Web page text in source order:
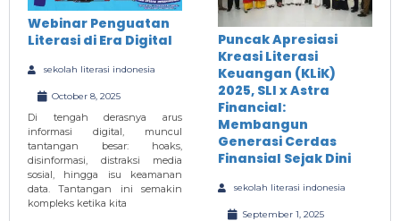
Webinar Penguatan
Literasi di Era Digital
sekolah literasi indonesia
October 8, 2025
Di tengah derasnya arus
informasi digital, muncul
tantangan besar: hoaks,
disinformasi, distraksi media
sosial, hingga isu keamanan
data. Tantangan ini semakin
kompleks ketika kita
Puncak Apresiasi
Kreasi Literasi
Keuangan (KLiK)
2025, SLI x Astra
Financial:
Membangun
Generasi Cerdas
Finansial Sejak Dini
sekolah literasi indonesia
September 1, 2025